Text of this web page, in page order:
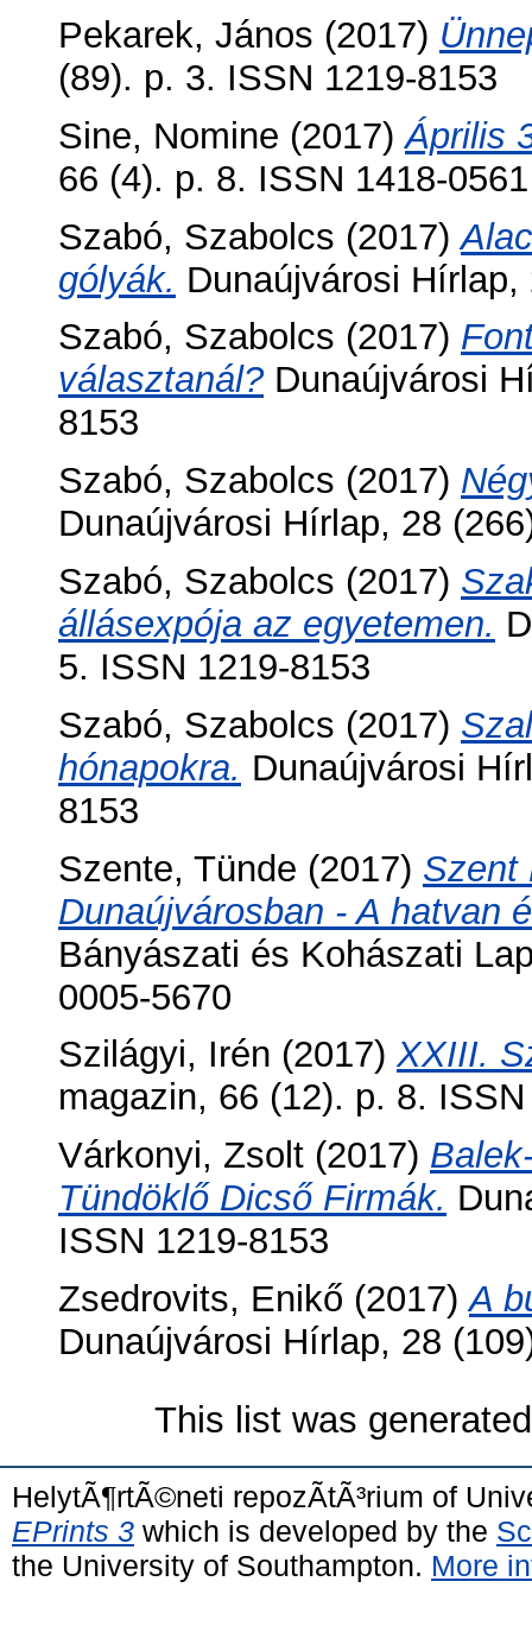
Pekarek, János (2017)
(89). p. 3. ISSN 1219-8153
Sine, Nomine (2017)Április
66 (4). p. 8. ISSN 1418-0561
Szabó, Szabolcs (2017)
gólyák. Dunaújvárosi
Szabó, Szabolcs (2017)
választanál?Dunaújvárosi
8153
Szabó, Szabolcs (2017)
Dunaújvárosi Hírlap, 28
Szabó, Szabolcs (2017)
állásexpója az egyetemen.
5. ISSN 1219-8153
Szabó, Szabolcs (2017)
hónapokra. Dunaújvárosi
8153
Szente, Tünde (2017) Szent
Dunaújvárosban - A hatvan
Bányászati és Kohászati
0005-5670
Szilágyi, Irén (2017)XXIII.
magazin, 66 (12). p. 8.
Várkonyi, Zsolt (2017)
Tündöklő Dicső Firmák.
ISSN 1219-8153
Zsedrovits, Enikő (2017)A
Dunaújvárosi Hírlap, 28
This list was
HelytÃ¶rtÃ©neti repozÃ­tÃ³rium of
EPrints 3 which is developed by the
the University of Southampton. More